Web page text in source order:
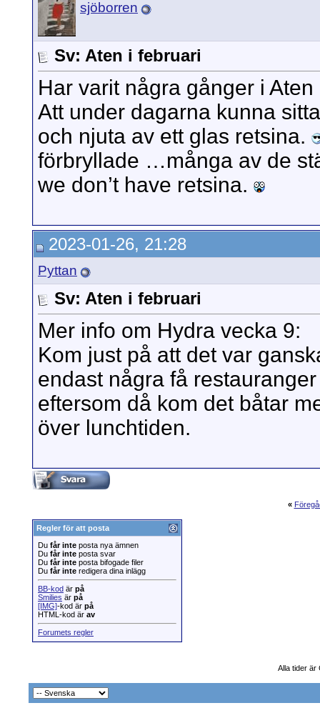
sjöborren
Sv: Aten i februari
Har varit några gånger i
Att under dagarna kunna
och njuta av ett glas retsina.
förbryllade …många av de
we don’t have retsina.
2023-01-26, 21:28
Pyttan
Sv: Aten i februari
Mer info om Hydra vecka 9:
Kom just på att det var
endast några få
eftersom då kom det båtar
över lunchtiden.
«
Regler för att posta
Du får inte posta nya ämnen
Du får inte posta svar
Du får inte posta bifogade filer
Du får inte redigera dina inlägg
BB-kod är på
Smilies är på
[IMG]-kod är på
HTML-kod är av
Forumets regler
Alla tider är